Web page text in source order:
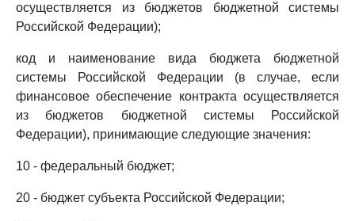
осуществляется из бюджетов бюджетной системы
Российской Федерации);
код и наименование вида бюджета бюджетной
системы Российской Федерации (в случае, если
финансовое обеспечение контракта осуществляется
из бюджетов бюджетной системы Российской
Федерации), принимающие следующие значения:
10 - федеральный бюджет;
20 - бюджет субъекта Российской Федерации;